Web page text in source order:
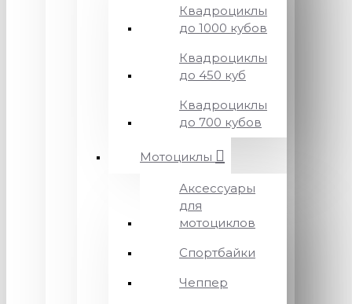
Квадроциклы
до 1000 кубов
Квадроциклы
до 450 куб
Квадроциклы
до 700 кубов
Мотоциклы
Аксессуары
для
мотоциклов
Спортбайки
Чеппер